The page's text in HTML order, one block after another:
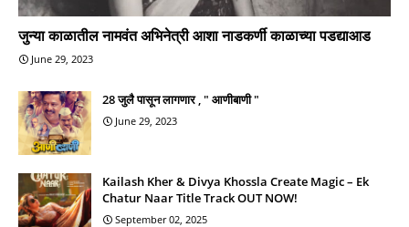
जुन्या काळातील नामवंत अभिनेत्री आशा नाडकर्णी काळाच्या पडद्याआड
June 29, 2023
28 जुलै पासून लागणार , " आणीबाणी "
June 29, 2023
Kailash Kher & Divya Khossla Create Magic – Ek
Chatur Naar Title Track OUT NOW!
September 02, 2025